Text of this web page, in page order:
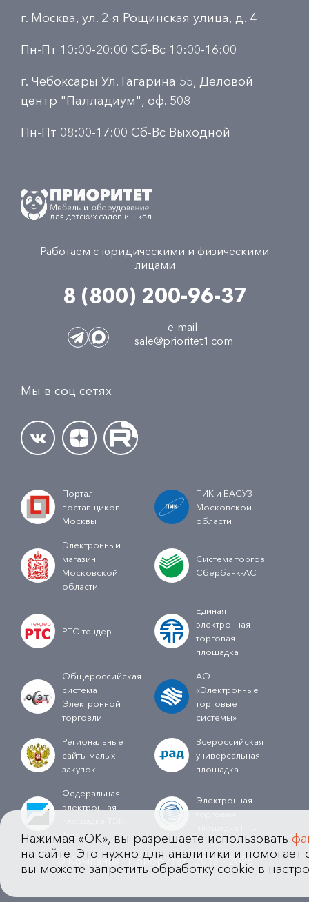
г. Москва, ул. 2-я Рощинская улица, д. 4
Пн-Пт 10:00-20:00 Сб-Вс 10:00-16:00
г. Чебоксары Ул. Гагарина 55, Деловой
центр "Палладиум", оф. 508
Пн-Пт 08:00-17:00 Сб-Вс Выходной
Работаем с юридическими и физическими
лицами
8 (800) 200-96-37
e-mail:
sale@prioritet1.com
Мы в соц сетях
Портал
поставщиков
Москвы
ПИК и ЕАСУЗ
Московской
области
Электронный
магазин
Московской
области
Система торгов
Сбербанк-АСТ
РТС-тендер
Единая
электронная
торговая
площадка
Общероссийская
система
Электронной
торговли
АО
«Электронные
торговые
системы»
Региональные
сайты малых
закупок
Всероссийская
универсальная
площадка
Федеральная
электронная
Торг
Электронная
торговая
© Компания "Приоритет" 2013 - 2026
Нажимая «OK», вы разрешаете использовать
на сайте. Это нужно для аналитики и помогает
вы можете запретить обработку cookie в